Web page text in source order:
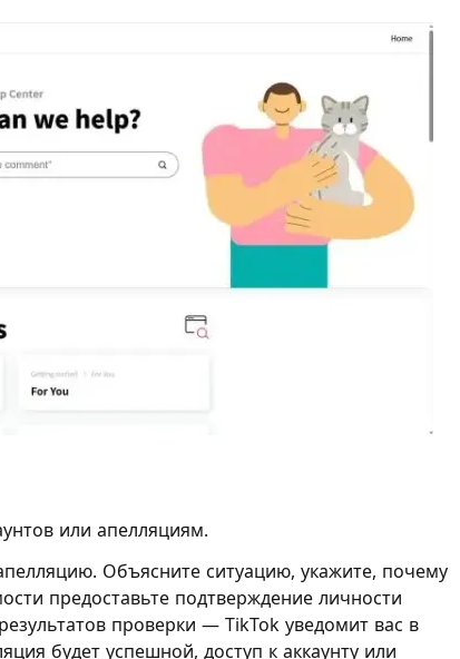
или апелляциям.
Объясните ситуацию, укажите, почему
предоставьте подтверждение личности
проверки — TikTok уведомит вас в
будет успешной, доступ к аккаунту или